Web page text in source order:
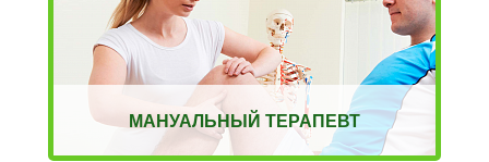
МАНУАЛЬНЫЙ ТЕРАПЕВТ